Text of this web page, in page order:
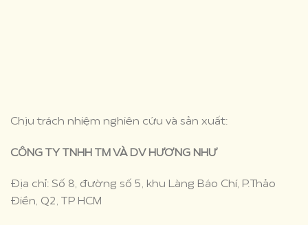
Chịu trách nhiệm nghiên cứu và sản xuất:
CÔNG TY TNHH TM VÀ DV HƯƠNG NHƯ
Địa chỉ: Số 8, đường số 5, khu Làng Báo Chí, P.Thảo
Điền, Q2, TP HCM